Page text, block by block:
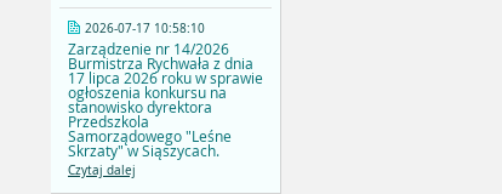
2026-07-17 10:58:10
Zarządzenie nr 14/2026
Burmistrza Rychwała z dnia
17 lipca 2026 roku w sprawie
ogłoszenia konkursu na
stanowisko dyrektora
Przedszkola
Samorządowego "Leśne
Skrzaty" w Siąszycach.
Czytaj dalej